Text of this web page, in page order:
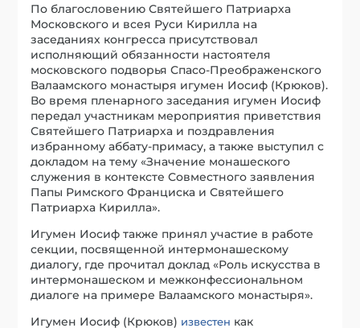
По благословению Святейшего Патриарха
Московского и всея Руси Кирилла на
заседаниях конгресса присутствовал
исполняющий обязанности настоятеля
московского подворья Спасо-Преображенского
Валаамского монастыря игумен Иосиф (Крюков).
Во время пленарного заседания игумен Иосиф
передал участникам мероприятия приветствия
Святейшего Патриарха и поздравления
избранному аббату-примасу, а также выступил с
докладом на тему «Значение монашеского
служения в контексте Совместного заявления
Папы Римского Франциска и Святейшего
Патриарха Кирилла».
Игумен Иосиф также принял участие в работе
секции, посвященной интермонашескому
диалогу, где прочитал доклад «Роль искусства в
интермонашеском и межконфессиональном
диалоге на примере Валаамского монастыря».
Игумен Иосиф (Крюков) известен как